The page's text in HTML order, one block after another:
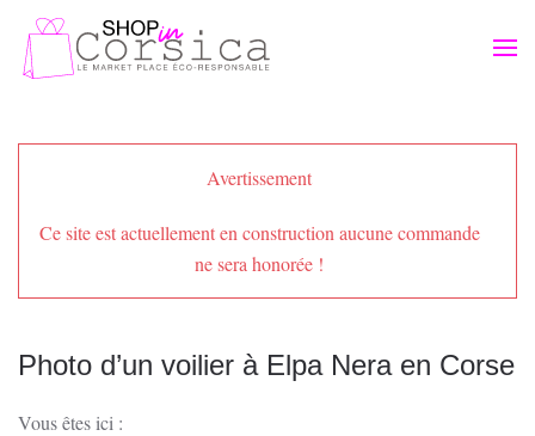
Passer au contenu principal
Avertissement
Ce site est actuellement en construction aucune commande
ne sera honorée !
Photo d’un voilier à Elpa Nera en Corse
Vous êtes ici :